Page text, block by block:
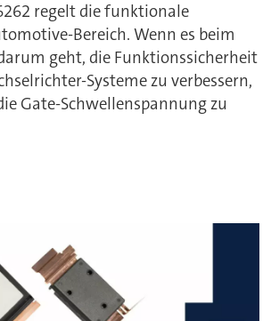
regelt die funktionale
Bereich. Wenn es beim
geht, die Funktionssicherheit
Systeme zu verbessern,
Gate-Schwellenspannung zu